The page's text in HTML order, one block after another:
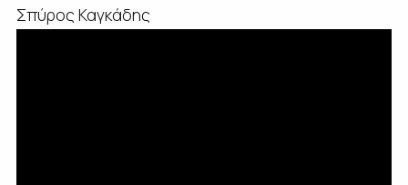
Σπύρος Καγκάδης